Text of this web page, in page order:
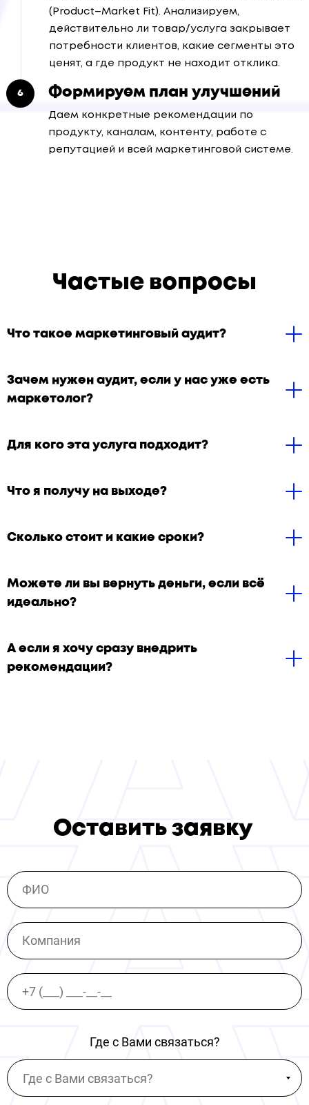
(Product–Market Fit). Анализируем,
действительно ли товар/услуга закрывает
потребности клиентов, какие сегменты это
ценят, а где продукт не находит отклика.
Формируем план улучшений
Даем конкретные рекомендации по
продукту, каналам, контенту, работе с
репутацией и всей маркетинговой системе.
Частые вопросы
Что такое маркетинговый аудит?
Зачем нужен аудит, если у нас уже есть
маркетолог?
Для кого эта услуга подходит?
Что я получу на выходе?
Сколько стоит и какие сроки?
Можете ли вы вернуть деньги, если всё
идеально?
А если я хочу сразу внедрить
рекомендации?
Оставить заявку
Где с Вами связаться?